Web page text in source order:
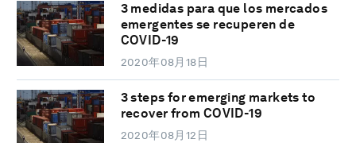
3 medidas para que los mercados
emergentes se recuperen de
COVID-19
2020年08月18日
3 steps for emerging markets to
recover from COVID-19
2020年08月12日